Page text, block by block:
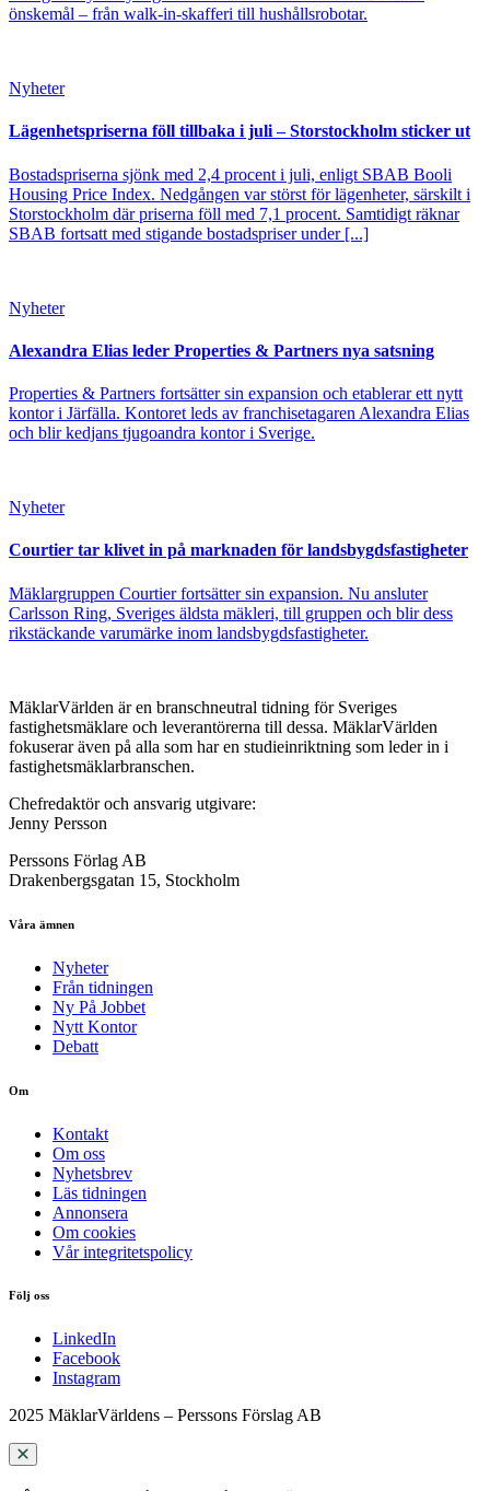
önskemål – från walk-in-skafferi till hushållsrobotar.
Nyheter
Lägenhetspriserna föll tillbaka i juli – Storstockholm sticker ut
Bostadspriserna sjönk med 2,4 procent i juli, enligt SBAB Booli
Housing Price Index. Nedgången var störst för lägenheter, särskilt i
Storstockholm där priserna föll med 7,1 procent. Samtidigt räknar
SBAB fortsatt med stigande bostadspriser under [...]
Nyheter
Alexandra Elias leder Properties & Partners nya satsning
Properties & Partners fortsätter sin expansion och etablerar ett nytt
kontor i Järfälla. Kontoret leds av franchisetagaren Alexandra Elias
och blir kedjans tjugoandra kontor i Sverige.
Nyheter
Courtier tar klivet in på marknaden för landsbygdsfastigheter
Mäklargruppen Courtier fortsätter sin expansion. Nu ansluter
Carlsson Ring, Sveriges äldsta mäkleri, till gruppen och blir dess
rikstäckande varumärke inom landsbygdsfastigheter.
MäklarVärlden är en branschneutral tidning för Sveriges
fastighetsmäklare och leverantörerna till dessa. MäklarVärlden
fokuserar även på alla som har en studieinriktning som leder in i
fastighetsmäklarbranschen.
Chefredaktör och ansvarig utgivare:
Jenny Persson
Perssons Förlag AB
Drakenbergsgatan 15, Stockholm
Våra ämnen
Nyheter
Från tidningen
Ny På Jobbet
Nytt Kontor
Debatt
Om
Kontakt
Om oss
Nyhetsbrev
Läs tidningen
Annonsera
Om cookies
Vår integritetspolicy
Följ oss
LinkedIn
Facebook
Instagram
2025 MäklarVärldens – Perssons Förslag AB